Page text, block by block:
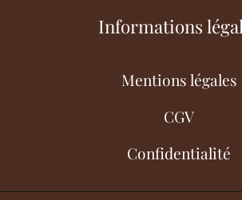
Informations
Mentions légales
CGV
Confidentialité